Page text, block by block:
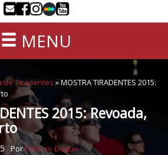
MENU
de Tiradentes »MOSTRA TIRADENTES 2015:
2015: Revoada,
PorFabricio Duque